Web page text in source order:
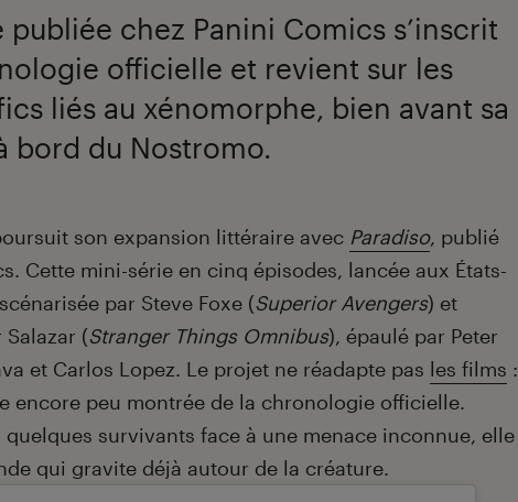
publiée chez Panini Comics s’inscrit
officielle et revient sur les
liés au xénomorphe, bien avant sa
bord du Nostromo.
son expansion littéraire avec Paradiso, publié
Cette mini-série en cinq épisodes, lancée aux États-
par Steve Foxe (Superior Avengers) et
(Stranger Things Omnibus), épaulé par Peter
et Carlos Lopez. Le projet ne réadapte pas les films :
encore peu montrée de la chronologie officielle.
quelques survivants face à une menace inconnue, elle
qui gravite déjà autour de la créature.